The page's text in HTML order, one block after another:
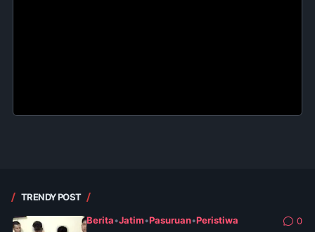
TRENDY POST
Berita•Jatim•Pasuruan•Peristiwa 0